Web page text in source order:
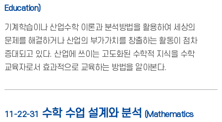
Education)
기계학습이나 산업수학 이론과 분석방법을 활용하여 세상의
문제를 해결하거나 산업의 부가가치를 창출하는 활동이 점차
증대되고 있다. 산업에 쓰이는 고도화된 수학적 지식을 수학
교육자로서 효과적으로 교육하는 방법을 알아본다.
11-22-31 수학 수업 설계와 분석 (Mathematics